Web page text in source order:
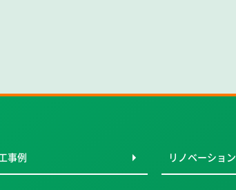
事例 リノベーション